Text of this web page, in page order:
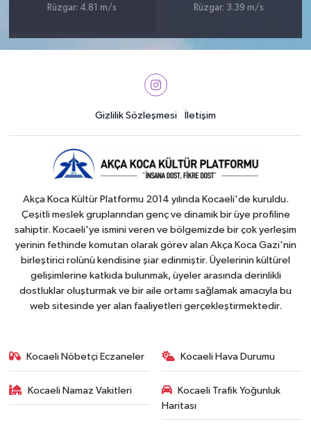
Rüzgar: 4.81 m/s
Rüzgar: 3.39 m/s
Gizlilik Sözleşmesi İletişim
Akça Koca Kültür Platformu 2014 yılında Kocaeli'de kuruldu.
Çeşitli meslek gruplarından genç ve dinamik bir üye profiline
sahiptir. Kocaeli'ye ismini veren ve bölgemizde bir çok yerleşim
yerinin fethinde komutan olarak görev alan Akça Koca Gazi'nin
birleştirici rolünü kendisine şiar edinmiştir. Üyelerinin kültürel
gelişimlerine katkıda bulunmak, üyeler arasında derinlikli
dostluklar oluşturmak ve bir aile ortamı sağlamak amacıyla bu
web sitesinde yer alan faaliyetleri gerçekleştirmektedir.
Kocaeli Nöbetçi Eczaneler Kocaeli Hava Durumu
Kocaeli Namaz Vakitleri
Kocaeli Trafik Yoğunluk
Haritası